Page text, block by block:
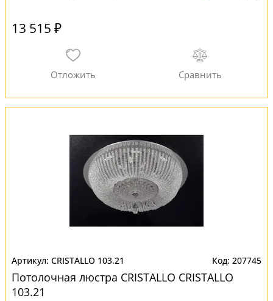
13 515 ₽
CRISTALLO 103.21 207745
Потолочная люстра CRISTALLO CRISTALLO
103.21